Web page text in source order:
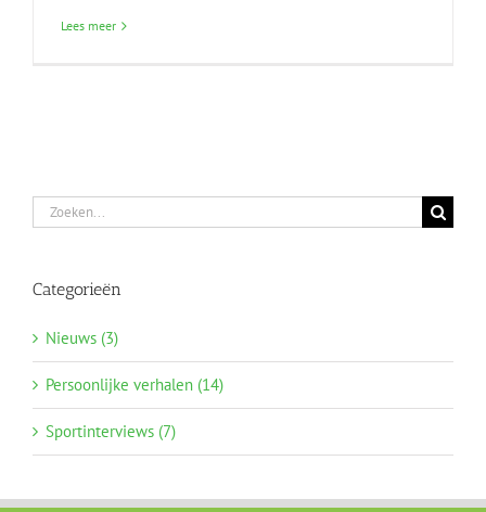
Lees meer
Zoeken
naar:
Categorieën
Nieuws (3)
Persoonlijke verhalen (14)
Sportinterviews (7)